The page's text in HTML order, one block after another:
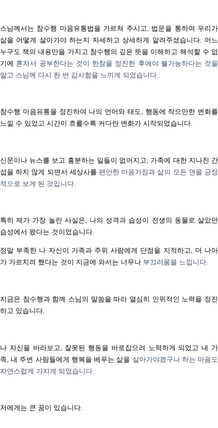
스님께서는 참수행 마음유통법을 가르쳐 주시고, 법문을 통하여 우리가
삶을 어떻게 살아가야 하는지 자세하고상세하게 알려주셨습니다. 어느
누구도 책의 내용만을 가지고 참수행의 깊은 뜻을 이해하고 해석할 수 없
기에 혼자서 공부한다는 것이 한참을 정진한 후에야 불가능하다는 것을
알고 스님께 다시 한 번 감사함을 느끼게 되었습니다.
참수행 마음유통을 정진하여 나의 언어와 태도, 행동에 작으만한 변화를
느낄 수 있었고 시간이 흐를수록 커다란 변화가 시작되었습니다.
신문이나 뉴스를 보고 흥분하는 일들이 없어지고, 가족에 대한 지나친 간
섭을 하지 않게 되면서 세상사를 편안한 마음가짐과 삶의 모든 면을 긍정
적으로 보게 된 것입니다.
특히 제가 가장 놀란 사실은, 나의 성격과 습성이 전생의 동물로 살았던
습성에서 왔다는 것이었습니다.
정말 부족한 나 자신이 가족과 주위 사람에게 단점을 지적하고, 더 나아
가 가르치려 했다는 것이 지금에 와서는 너무나 부끄러움을 느낍니다.
지금은 참수행과 함께 스님의 말씀을 따라 열심히 인위적인 노력을 정진
하고 있습니다.
나 자신을 바라보고, 잘못된 행동을 바로잡으려 노력하게 되었고 내 가
족, 내 주변 사람들에게 행복을 베푸는 삶을 살아가야겠구나 하는 마음도
자연스럽게 가지게 되었습니다.
저에게는 큰 꿈이 있습니다.